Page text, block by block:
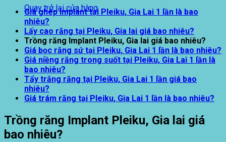
Quay trở lại cửa hàng
Giá ghép Implant tại Pleiku, Gia Lai 1 lần là bao
nhiêu?
Lấy cao răng tại Pleiku, Gia lai giá bao nhiêu?
Trồng răng Implant Pleiku, Gia lai giá bao nhiêu?
Giá bọc răng sứ tại Pleiku, Gia Lai 1 lần là bao nhiêu?
Giá niềng răng trong suốt tại Pleiku, Gia Lai 1 lần là
bao nhiêu?
Tẩy trắng răng tại Pleiku, Gia Lai 1 lần giá bao
nhiêu?
Giá trám răng tại Pleiku, Gia Lai 1 lần là bao nhiêu?
Trồng răng Implant Pleiku, Gia lai giá
bao nhiêu?